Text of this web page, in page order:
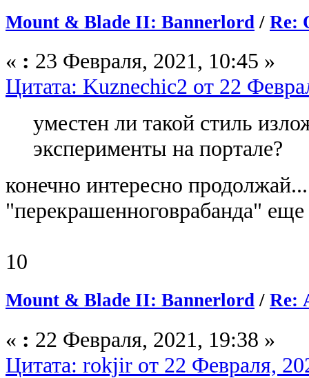
Mount & Blade II: Bannerlord / Re:
« : 23 Февраля, 2021, 10:45 »
Цитата: Kuznechic2 от 22
уместен ли такой стиль
эксперименты на портале?
конечно интересно
"перекрашенноговрабанда" еще
10
Mount & Blade II: Bannerlord / Re:
« : 22 Февраля, 2021, 19:38 »
Цитата: rokjir от 22 Февраля,